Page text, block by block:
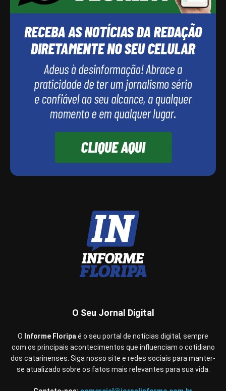
O Seu Jornal Digital
O Informe Floripa é o seu portal de notícias digital, sempre
com os principais acontecimentos que influenciam o cotidiano
dos catarinenses. Siga nosso site e redes sociais para manter-
se atualizado sobre os fatos mais relevantes para sua vida.